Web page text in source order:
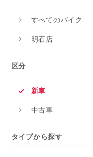
すべてのバイク
明石店
区分
新車
中古車
タイプから探す